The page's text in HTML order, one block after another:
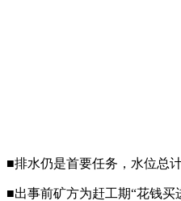
■排水仍是首要任务，水位总
■出事前矿方为赶工期“花钱买